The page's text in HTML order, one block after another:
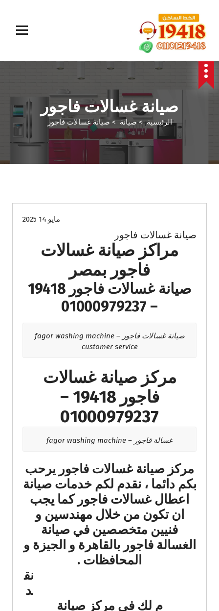
البوتاجازات، الثلاجات وغيرها داخل القاهرة والجيزة وجميع المحافظات. اتصل بنا الآن!
صيانة غسالات فاجور
الرئيسية>صيانة> صيانة غسالات فاجور
مايو 14 2025
صيانة غسالات فاجور
مراكز صيانة غسالات
فاجور بمصر
صيانة غسالات فاجور 19418
– 01000979237
صيانة غسالات فاجور – fagor washing machine
customer service
مركز صيانة غسالات
فاجور 19418 –
01000979237
غسالة فاجور – fagor washing machine
مركز صيانة غسالات فاجور يرحب
بكم دائما ، نقدم لكم خدمات صيانة
اعطال غسالات فاجور كما يجب
ان تكون من خلال مهندسين و
فنيين متخصصين في صيانة
الغسالة فاجور بالقاهرة و الجيزة و
المحافظات .
نق
د
م لك في مركز صيانة